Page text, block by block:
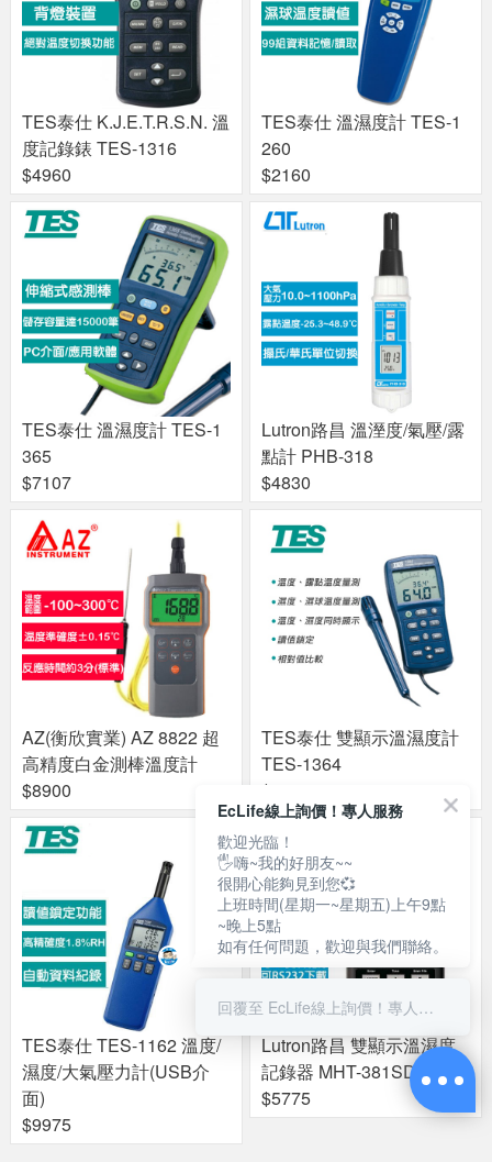
TES泰仕 K.J.E.T.R.S.N. 溫
度記錄錶 TES-1316
$4960
TES泰仕 溫濕度計 TES-1
260
$2160
TES泰仕 溫濕度計 TES-1
365
$7107
Lutron路昌 溫溼度/氣壓/露
點計 PHB-318
$4830
AZ(衡欣實業) AZ 8822 超
高精度白金測棒溫度計
$8900
TES泰仕 雙顯示溫濕度計
TES-1364
$4725
TES泰仕 TES-1162 溫度/
濕度/大氣壓力計(USB介
面)
$9975
Lutron路昌 雙顯示溫濕度
記錄器 MHT-381SD
$5775
EcLife線上詢價！專人服務
歡迎光臨！
🖐嗨~我的好朋友~~
很開心能夠見到您💞
上班時間(星期一~星期五)上午9點
~晚上5點
如有任何問題，歡迎與我們聯絡。
回覆至 EcLife線上詢價！專人服務